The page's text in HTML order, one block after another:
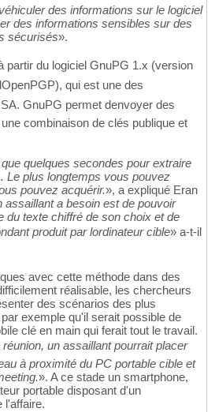
des informations sur le logiciel
des informations sensibles sur des
sécurisés».
partir du logiciel GnuPG 1.x (version
qui est une des
GnuPG permet denvoyer des
combinaison de clés publique et
quelques secondes pour extraire
Le plus longtemps vous pouvez
pouvez acquérir.», a expliqué Eran
assaillant a besoin est de pouvoir
du texte chiffré de son choix et de
produit par lordinateur cible» a-t-il
avec cette méthode dans des
réalisable, les chercheurs
des scénarios des plus
exemple qu'il serait possible de
clé en main qui ferait tout le travail.
réunion, un assaillant pourrait placer
à proximité du PC portable cible et
». A ce stade un smartphone,
portable disposant d'un
l'affaire.